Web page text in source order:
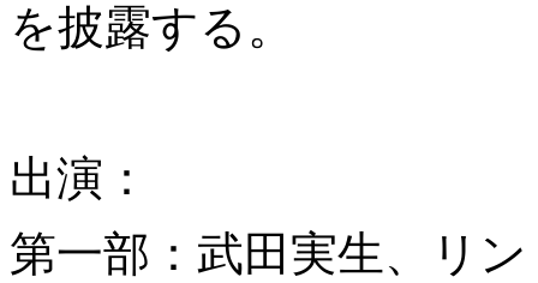
を披露する。
出演：
第⼀部：武⽥実⽣、リ